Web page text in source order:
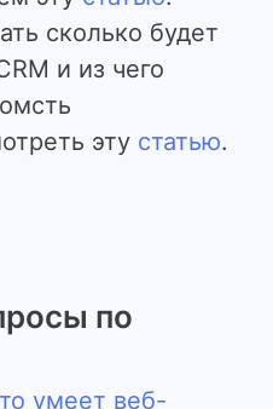
сколько будет
и из чего
эту статью.
по
умеет веб-